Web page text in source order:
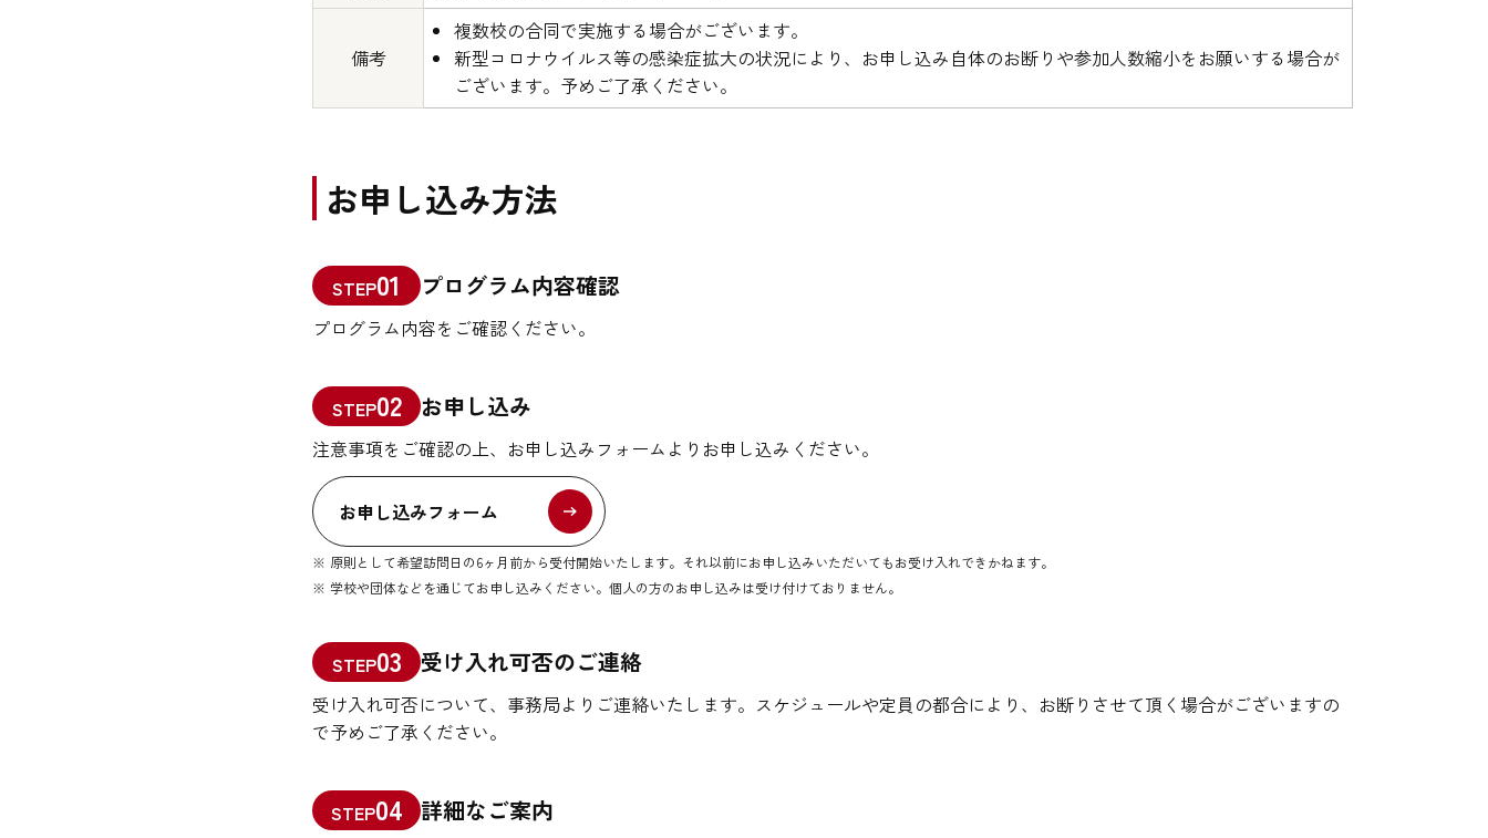
備考
複数校の合同で実施する場合がございます。
新型コロナウイルス等の感染症拡大の状況により、お申し込み自体のお断りや参加人数縮小をお願いする場合が
ございます。予めご了承ください。
お申し込み方法
STEP01 プログラム内容確認
プログラム内容をご確認ください。
STEP02 お申し込み
注意事項をご確認の上、お申し込みフォームよりお申し込みください。
お申し込みフォーム
原則として希望訪問日の6ヶ月前から受付開始いたします。それ以前にお申し込みいただいてもお受け入れできかねます。
学校や団体などを通じてお申し込みください。個人の方のお申し込みは受け付けておりません。
STEP03 受け入れ可否のご連絡
受け入れ可否について、事務局よりご連絡いたします。スケジュールや定員の都合により、お断りさせて頂く場合がございますの
で予めご了承ください。
STEP04 詳細なご案内